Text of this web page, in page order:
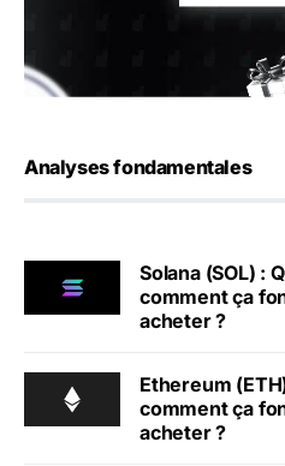
Analyses fondamentales
Solana (SOL) :
comment ça
acheter ?
Ethereum
comment ça
acheter ?